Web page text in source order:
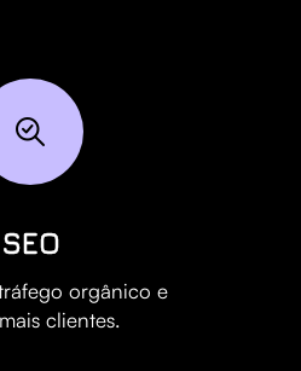
SEO
orgânico e
clientes.